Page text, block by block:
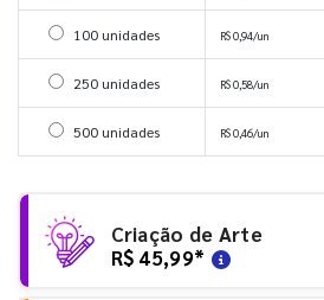
Selecionar 100 unidades
100 unidades R$ 0,94/un
Selecionar 250 unidades
250 unidades R$ 0,58/un
Selecionar 500 unidades
500 unidades R$ 0,46/un
Criação de Arte
R$ 45,99*